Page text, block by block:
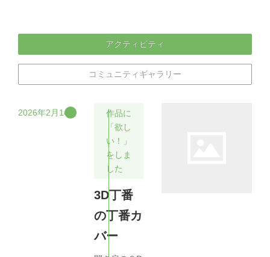
アクティビティ
コミュニティギャラリー
2026年2月14日
作品に
「欲し
い！」
をしま
した
3D丁番
の丁番カ
バー